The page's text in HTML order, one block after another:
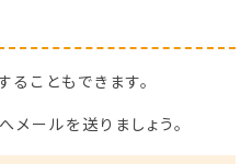
こともできます。
ールを送りましょう。